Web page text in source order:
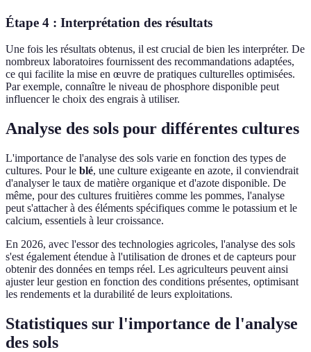
Étape 4 : Interprétation des résultats
Une fois les résultats obtenus, il est crucial de bien les interpréter. De
nombreux laboratoires fournissent des recommandations adaptées,
ce qui facilite la mise en œuvre de pratiques culturelles optimisées.
Par exemple, connaître le niveau de phosphore disponible peut
influencer le choix des engrais à utiliser.
Analyse des sols pour différentes cultures
L'importance de l'analyse des sols varie en fonction des types de
cultures. Pour le blé, une culture exigeante en azote, il conviendrait
d'analyser le taux de matière organique et d'azote disponible. De
même, pour des cultures fruitières comme les pommes, l'analyse
peut s'attacher à des éléments spécifiques comme le potassium et le
calcium, essentiels à leur croissance.
En 2026, avec l'essor des technologies agricoles, l'analyse des sols
s'est également étendue à l'utilisation de drones et de capteurs pour
obtenir des données en temps réel. Les agriculteurs peuvent ainsi
ajuster leur gestion en fonction des conditions présentes, optimisant
les rendements et la durabilité de leurs exploitations.
Statistiques sur l'importance de l'analyse
des sols